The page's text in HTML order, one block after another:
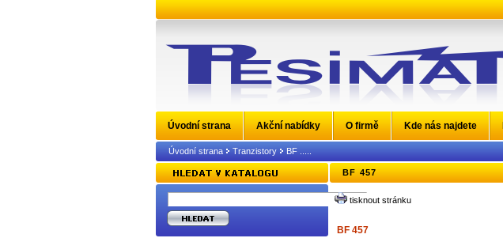
Úvodní strana Akční nabídky O firmě Kde nás najdete
Úvodní strana Tranzistory BF .....
BF 457
tisknout stránku
BF 457